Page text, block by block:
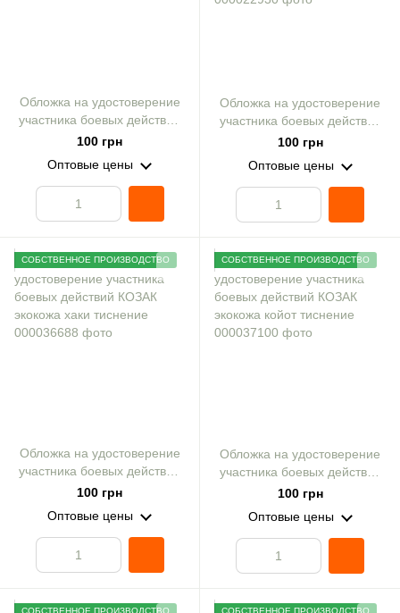
Обложка на удостоверение
участника боевых действий
КОЗАК экокожа черный
100 грн
Оптовые цены
Обложка на удостоверение
участника боевых действий
UKRAINE Трезубец экокожа
серебро
100 грн
Оптовые цены
СОБСТВЕННОЕ ПРОИЗВОДСТВО
Обложка на удостоверение
участника боевых действий
КОЗАК экокожа хаки
100 грн
Оптовые цены
СОБСТВЕННОЕ ПРОИЗВОДСТВО
Обложка на удостоверение
участника боевых действий
КОЗАК экокожа койот
100 грн
Оптовые цены
СОБСТВЕННОЕ ПРОИЗВОДСТВО СОБСТВЕННОЕ ПРОИЗВОДСТВО